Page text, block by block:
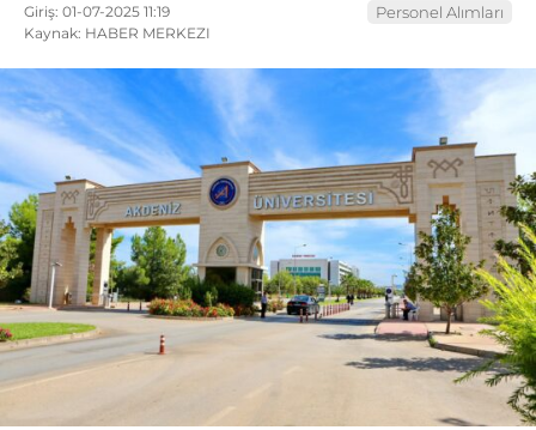
Giriş: 01-07-2025 11:19
Kaynak: HABER MERKEZI
Personel Alımları